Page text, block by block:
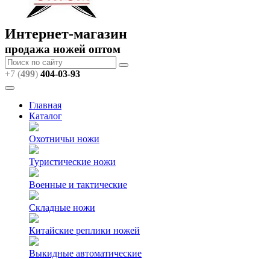
Интернет-магазин
продажа ножей оптом
+7 (499) 404-03-93
Главная
Каталог
Охотничьи ножи
Туристические ножи
Военные и тактические
Складные ножи
Китайские реплики ножей
Выкидные автоматические